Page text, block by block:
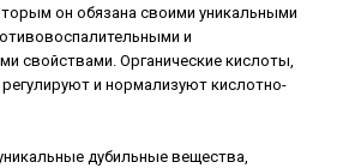
он обязана своими уникальными
и
свойствами. Органические кислоты,
и нормализуют кислотно-
дубильные вещества,